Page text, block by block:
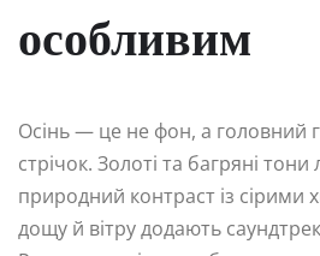
особливим
Осінь — це не фон, а головний
стрічок. Золоті та багряні
природний контраст із сірими
дощу й вітру додають